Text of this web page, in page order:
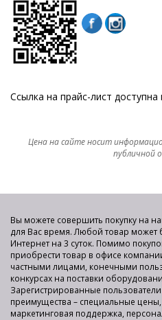
Ссылка на прайс-лист доступна
Цена на сайте носит
публичной
Вы можете совершить покупку на
для Вас время. Любой товар может
Интернет на 3 суток. Помимо
приобрести товар в офисе
частными лицами, конечными
конкурсах на поставки
Зарегистрированные
преимущества – специальные цены,
маркетинговая поддержка,